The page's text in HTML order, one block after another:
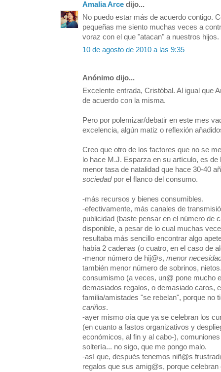
Amalia Arce dijo...
No puedo estar más de acuerdo contigo.
pequeñas me siento muchas veces a
voraz con el que "atacan" a nuestros hijos.
10 de agosto de 2010 a las 9:35
Anónimo dijo...
Excelente entrada, Cristóbal. Al igual que
de acuerdo con la misma.
Pero por polemizar/debatir en este mes
excelencia, algún matiz o reflexión
Creo que otro de los factores que no se
lo hace M.J. Esparza en su artículo, es
menor tasa de natalidad que hace 30-40
sociedadpor el flanco del consumo.
-más recursos y bienes consumibles.
-efectivamente, más canales de
publicidad (baste pensar en el número de
disponible, a pesar de lo cual muchas
resultaba más sencillo encontrar algo
había 2 cadenas (o cuatro, en el caso de
-menor número de hij@s, menor
también menor número de sobrinos,
consumismo (a veces, un@ pone mucho
demasiados regalos, o demasiado caros,
familia/amistades "se rebelan", porque no
cariños.
-ayer mismo oía que ya se celebran los
(en cuanto a fastos organizativos y
económicos, al fin y al cabo-),
soltería... no sigo, que me pongo malo.
-así que, después tenemos niñ@s
regalos que sus amig@s, porque